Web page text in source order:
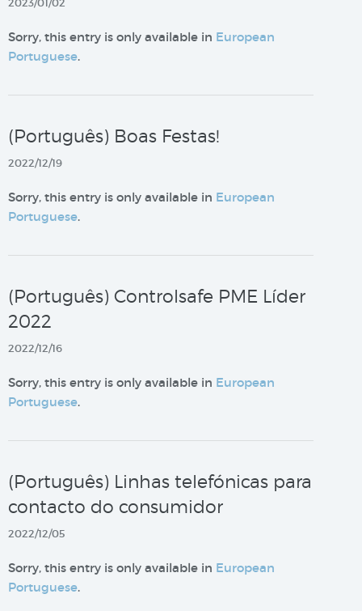
2023/01/02
Sorry, this entry is only available in European
Portuguese.
(Português) Boas Festas!
2022/12/19
Sorry, this entry is only available in European
Portuguese.
(Português) Controlsafe PME Líder
2022
2022/12/16
Sorry, this entry is only available in European
Portuguese.
(Português) Linhas telefónicas para
contacto do consumidor
2022/12/05
Sorry, this entry is only available in European
Portuguese.